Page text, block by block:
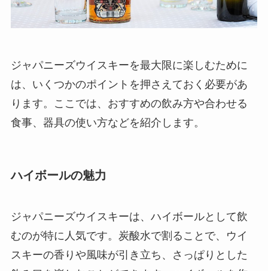
ジャパニーズウイスキーを最大限に楽しむために
は、いくつかのポイントを押さえておく必要があ
ります。ここでは、おすすめの飲み方や合わせる
食事、器具の使い方などを紹介します。
ハイボールの魅力
ジャパニーズウイスキーは、ハイボールとして飲
むのが特に人気です。炭酸水で割ることで、ウイ
スキーの香りや風味が引き立ち、さっぱりとした